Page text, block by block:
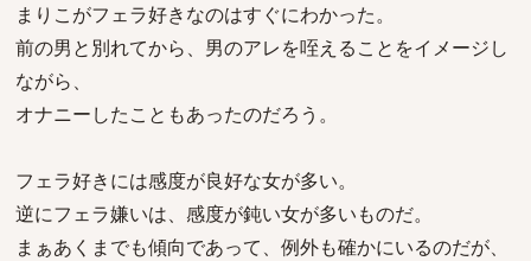
まりこがフェラ好きなのはすぐにわかった。
前の男と別れてから、男のアレを咥えることをイメージし
ながら、
オナニーしたこともあったのだろう。
フェラ好きには感度が良好な女が多い。
逆にフェラ嫌いは、感度が鈍い女が多いものだ。
まぁあくまでも傾向であって、例外も確かにいるのだが、